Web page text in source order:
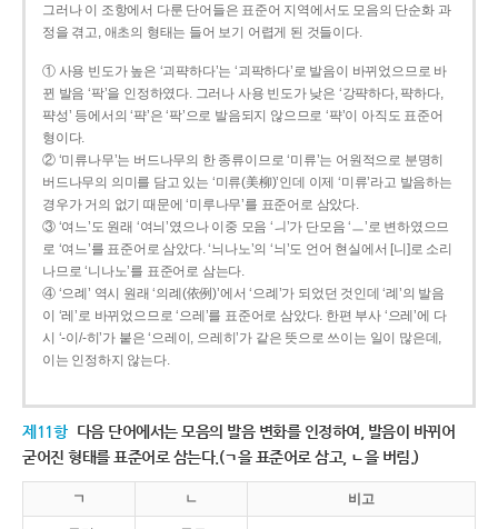
그러나 이 조항에서 다룬 단어들은 표준어 지역에서도 모음의 단순화 과
정을 겪고, 애초의 형태는 들어 보기 어렵게 된 것들이다.
① 사용 빈도가 높은 ‘괴퍅하다’는 ‘괴팍하다’로 발음이 바뀌었으므로 바
뀐 발음 ‘팍’을 인정하였다. 그러나 사용 빈도가 낮은 ‘강퍅하다, 퍅하다,
퍅성’ 등에서의 ‘퍅’은 ‘팍’으로 발음되지 않으므로 ‘퍅’이 아직도 표준어
형이다.
② ‘미류나무’는 버드나무의 한 종류이므로 ‘미류’는 어원적으로 분명히
버드나무의 의미를 담고 있는 ‘미류(美柳)’인데 이제 ‘미류’라고 발음하는
경우가 거의 없기 때문에 ‘미루나무’를 표준어로 삼았다.
③ ‘여느’도 원래 ‘여늬’였으나 이중 모음 ‘ㅢ’가 단모음 ‘ㅡ’로 변하였으므
로 ‘여느’를 표준어로 삼았다. ‘늬나노’의 ‘늬’도 언어 현실에서 [니]로 소리
나므로 ‘니나노’를 표준어로 삼는다.
④ ‘으례’ 역시 원래 ‘의례(依例)’에서 ‘으례’가 되었던 것인데 ‘례’의 발음
이 ‘레’로 바뀌었으므로 ‘으레’를 표준어로 삼았다. 한편 부사 ‘으레’에 다
시 ‘-이/-히’가 붙은 ‘으레이, 으레히’가 같은 뜻으로 쓰이는 일이 많은데,
이는 인정하지 않는다.
제11항 다음 단어에서는 모음의 발음 변화를 인정하여, 발음이 바뀌어
굳어진 형태를 표준어로 삼는다.(ㄱ을 표준어로 삼고, ㄴ을 버림.)
ㄱ ㄴ 비고